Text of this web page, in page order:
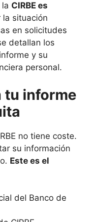
CIRBE es
la situación
en solicitudes
detallan los
y su
personal.
tu informe
no tiene coste.
su información
Este es el
del Banco de